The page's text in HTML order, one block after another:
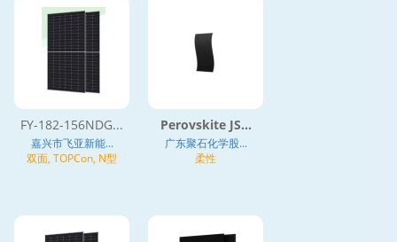
FY-182-156NDG...
嘉兴市飞亚新能...
双面, TOPCon, N型
Perovskite JS...
广东聚石化学股...
柔性